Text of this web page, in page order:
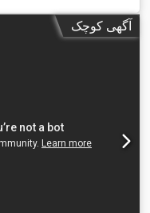
آگهی کوچک